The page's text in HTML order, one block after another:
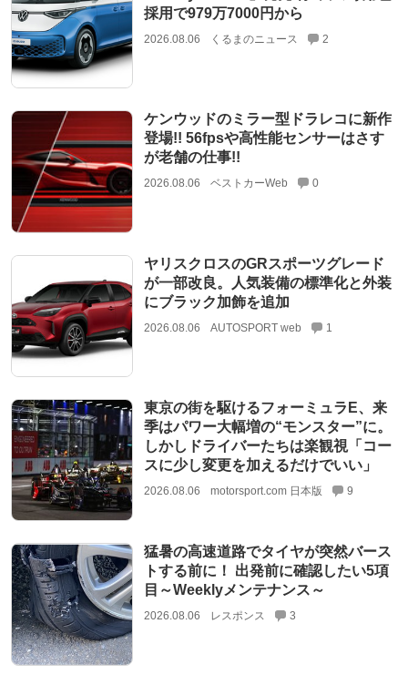
採用で979万7000円から
2026.08.06 くるまのニュース 2
ケンウッドのミラー型ドラレコに新作
登場!! 56fpsや高性能センサーはさす
が老舗の仕事!!
2026.08.06 ベストカーWeb 0
ヤリスクロスのGRスポーツグレード
が一部改良。人気装備の標準化と外装
にブラック加飾を追加
2026.08.06 AUTOSPORT web 1
東京の街を駆けるフォーミュラE、来
季はパワー大幅増の“モンスター”に。
しかしドライバーたちは楽観視「コー
スに少し変更を加えるだけでいい」
2026.08.06 motorsport.com 日本版 9
猛暑の高速道路でタイヤが突然バース
トする前に！ 出発前に確認したい5項
目～Weeklyメンテナンス～
2026.08.06 レスポンス 3